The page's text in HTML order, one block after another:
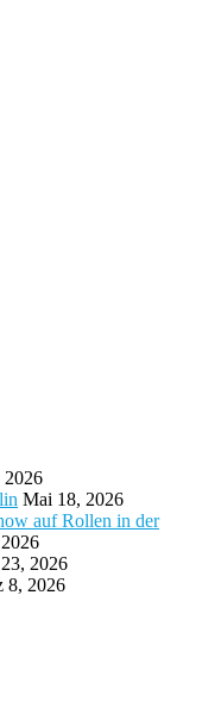
2026
Mai 18, 2026
auf Rollen in der
2026
8, 2026